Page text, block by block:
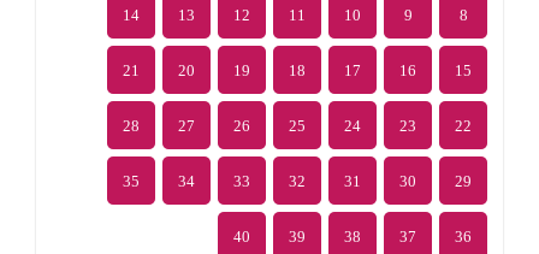
8
9
10
11
12
13
14
15
16
17
18
19
20
21
22
23
24
25
26
27
28
29
30
31
32
33
34
35
36
37
38
39
40